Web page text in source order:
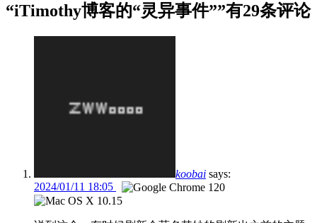
“iTimothy博客的“灵异事件””有29条评论
koobai says:
2024/01/11 18:05